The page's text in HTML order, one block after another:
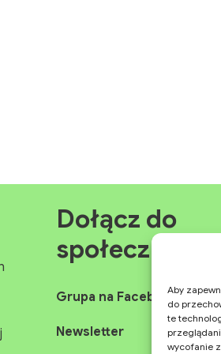
Aby
do
te
wycofanie
Dołącz do
społeczności
Grupa na Facebooku
Newsletter